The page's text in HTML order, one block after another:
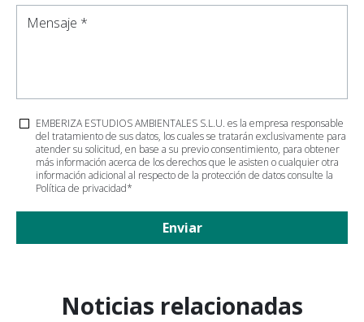
Mensaje *
EMBERIZA ESTUDIOS AMBIENTALES S.L.U. es la empresa responsable
del tratamiento de sus datos, los cuales se tratarán exclusivamente para
atender su solicitud, en base a su previo consentimiento, para obtener
más información acerca de los derechos que le asisten o cualquier otra
información adicional al respecto de la protección de datos consulte la
Política de privacidad*
Enviar
Noticias relacionadas